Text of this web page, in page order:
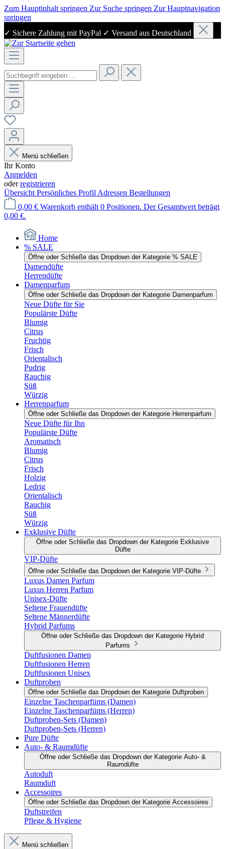
Zum Hauptinhalt springen Zur Suche springen Zur Hauptnavigation
springen
✓ Sichere Zahlung mit PayPal ✓ Versand aus Deutschland
Menü schließen
Ihr Konto
Anmelden
oderregistrieren
Übersicht Persönliches Profil Adressen Bestellungen
0,00 € Warenkorb enthält 0 Positionen. Der Gesamtwert beträgt
0,00 €.
Home
% SALE
Öffne oder Schließe das Dropdown der Kategorie % SALE
Damendüfte
Herrendüfte
Damenparfum
Öffne oder Schließe das Dropdown der Kategorie Damenparfum
Neue Düfte für Sie
Populärste Düfte
Blumig
Citrus
Fruchtig
Frisch
Orientalisch
Pudrig
Rauchig
Süß
Würzig
Herrenparfum
Öffne oder Schließe das Dropdown der Kategorie Herrenparfum
Neue Düfte für Ihn
Populärste Düfte
Aromatisch
Blumig
Citrus
Frisch
Holzig
Ledrig
Orientalisch
Rauchig
Süß
Würzig
Exklusive Düfte
Öffne oder Schließe das Dropdown der Kategorie Exklusive
Düfte
VIP-Düfte
Öffne oder Schließe das Dropdown der Kategorie VIP-Düfte
Luxus Damen Parfum
Luxus Herren Parfum
Unisex-Düfte
Seltene Frauendüfte
Seltene Männerdüfte
Hybrid Parfums
Öffne oder Schließe das Dropdown der Kategorie Hybrid
Parfums
Duftfusionen Damen
Duftfusionen Herren
Duftfusionen Unisex
Duftproben
Öffne oder Schließe das Dropdown der Kategorie Duftproben
Einzelne Taschenparfüms (Damen)
Einzelne Taschenparfüms (Herren)
Duftproben-Sets (Damen)
Duftproben-Sets (Herren)
Pure Düfte
Auto- & Raumdüfte
Öffne oder Schließe das Dropdown der Kategorie Auto- &
Raumdüfte
Autoduft
Raumduft
Accessoires
Öffne oder Schließe das Dropdown der Kategorie Accessoires
Duftstreifen
Pflege & Hygiene
Menü schließen